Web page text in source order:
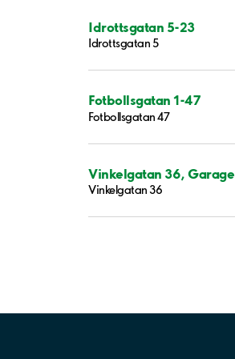
Idrottsgatan 5-23
Idrottsgatan 5
Fotbollsgatan 1-47
Fotbollsgatan 47
Vinkelgatan 36, Garage
Vinkelgatan 36